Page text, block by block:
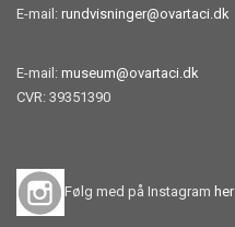
E-mail: rundvisninger@ovartaci.dk
E-mail: museum@ovartaci.dk
CVR: 39351390
Følg med på Instagram her